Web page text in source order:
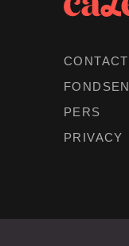
CONTACT
FONDSEN
PERS
PRIVACY